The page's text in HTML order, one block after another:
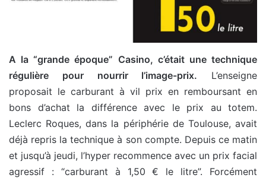
A la “grande époque” Casino, c’était une technique
régulière pour nourrir l’image-prix. L’enseigne
proposait le carburant à vil prix en remboursant en
bons d’achat la différence avec le prix au totem.
Leclerc Roques, dans la périphérie de Toulouse, avait
déjà repris la technique à son compte. Depuis ce matin
et jusqu’à jeudi, l’hyper recommence avec un prix facial
agressif : “carburant à 1,50 € le litre”. Forcément